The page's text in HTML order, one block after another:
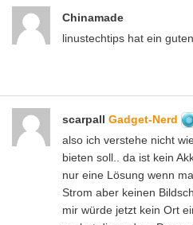
Chinamade
linustechtips hat ein
scarpall Gadget-Nerd
also ich verstehe nicht
bieten soll.. da ist kein
nur eine Lösung wenn
Strom aber keinen
mir würde jetzt kein Ort